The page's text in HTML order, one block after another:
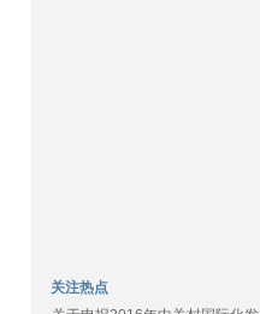
关注热点